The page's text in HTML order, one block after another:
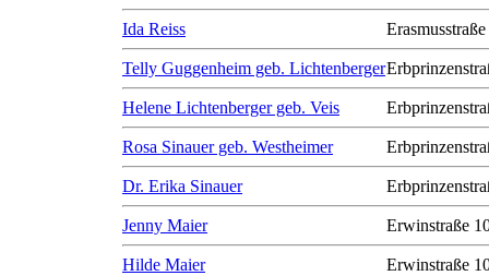
Ida Reiss
Telly Guggenheim geb. Lichtenberger
Helene Lichtenberger geb. Veis
Rosa Sinauer geb. Westheimer
Dr. Erika Sinauer
Jenny Maier Erwinstraße
Hilde Maier Erwinstraße